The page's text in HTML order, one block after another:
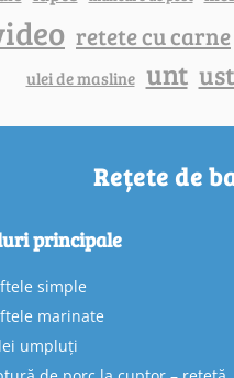
retete cu carne
ulei de masline unt
Rețete de
principale
simple
marinate
umpluți